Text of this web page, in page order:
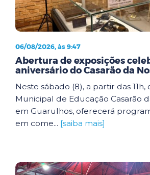
06/08/2026, às 9:47
Abertura de exposições
aniversário do Casarão da
Neste sábado (8), a partir das 11h,
Municipal de Educação Casarão
em Guarulhos, oferecerá
em come... [saiba mais]